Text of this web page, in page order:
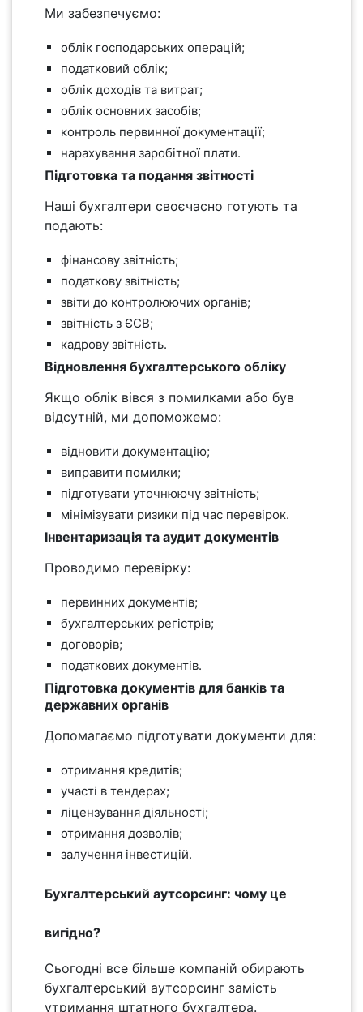
Ми забезпечуємо:
облік господарських операцій;
податковий облік;
облік доходів та витрат;
облік основних засобів;
контроль первинної документації;
нарахування заробітної плати.
Підготовка та подання звітності
Наші бухгалтери своєчасно готують та
подають:
фінансову звітність;
податкову звітність;
звіти до контролюючих органів;
звітність з ЄСВ;
кадрову звітність.
Відновлення бухгалтерського обліку
Якщо облік вівся з помилками або був
відсутній, ми допоможемо:
відновити документацію;
виправити помилки;
підготувати уточнюючу звітність;
мінімізувати ризики під час перевірок.
Інвентаризація та аудит документів
Проводимо перевірку:
первинних документів;
бухгалтерських регістрів;
договорів;
податкових документів.
Підготовка документів для банків та
державних органів
Допомагаємо підготувати документи для:
отримання кредитів;
участі в тендерах;
ліцензування діяльності;
отримання дозволів;
залучення інвестицій.
Бухгалтерський аутсорсинг: чому це
вигідно?
Сьогодні все більше компаній обирають
бухгалтерський аутсорсинг замість
утримання штатного бухгалтера.